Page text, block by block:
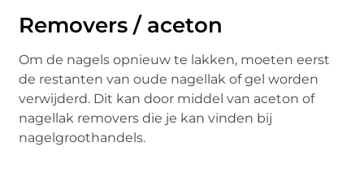
Removers / aceton
Om de nagels opnieuw te lakken, moeten eerst
de restanten van oude nagellak of gel worden
verwijderd. Dit kan door middel van aceton of
nagellak removers die je kan vinden bij
nagelgroothandels.